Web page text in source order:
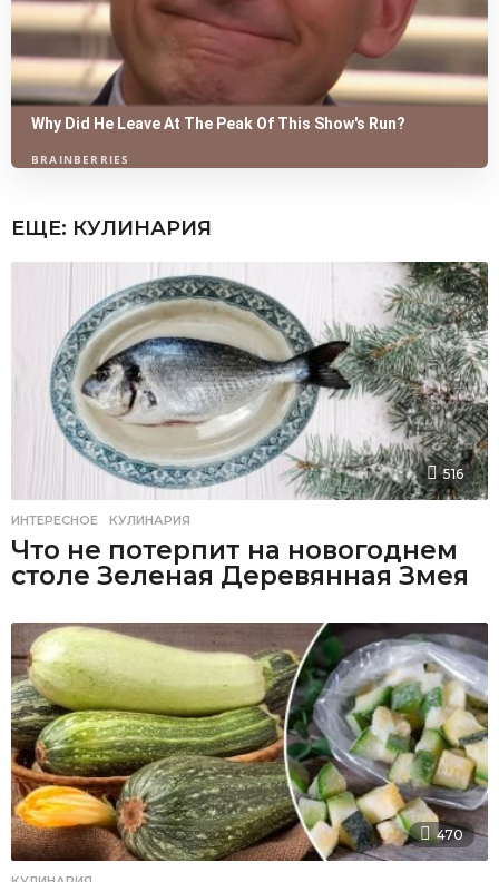
ЕЩЕ: КУЛИНАРИЯ
516
ИНТЕРЕСНОЕ ,КУЛИНАРИЯ
Что не потерпит на новогоднем
столе Зеленая Деревянная Змея
470